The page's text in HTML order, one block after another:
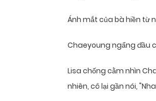
Ánh mắt của bà hiền từ
Chaeyoung ngẩng đầu
Lisa chống cằm nhìn
nhiên, cô lại gần nói,